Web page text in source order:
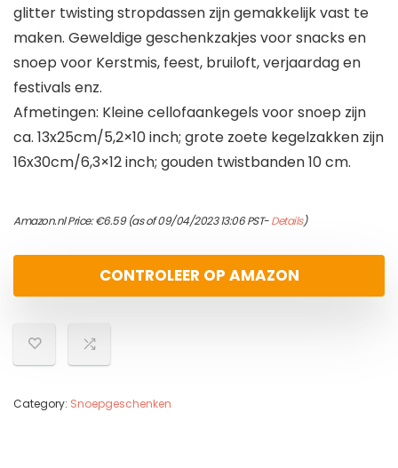
glitter twisting stropdassen zijn gemakkelijk vast te
maken. Geweldige geschenkzakjes voor snacks en
snoep voor Kerstmis, feest, bruiloft, verjaardag en
festivals enz.
Afmetingen: Kleine cellofaankegels voor snoep zijn
ca. 13x25cm/5,2×10 inch; grote zoete kegelzakken zijn
16x30cm/6,3×12 inch; gouden twistbanden 10 cm.
Amazon.nl Price:€6.59(as of 09/04/2023 13:06 PST-Details)
CONTROLEER OP AMAZON
Category: Snoepgeschenken